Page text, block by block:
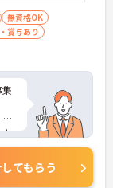
無資格OK
賞与あり
た
さ
てもらう